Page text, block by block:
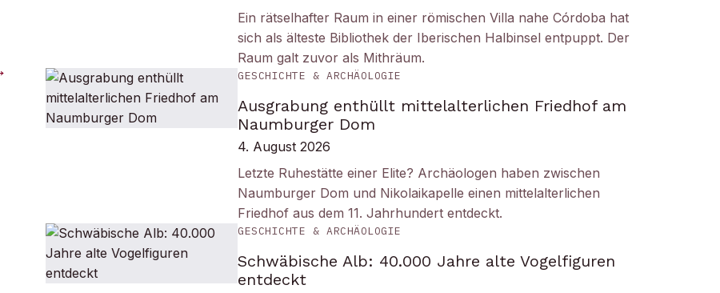
Ein rätselhafter Raum in einer römischen Villa nahe Córdoba hat
sich als älteste Bibliothek der Iberischen Halbinsel entpuppt. Der
Raum galt zuvor als Mithräum.
GESCHICHTE & ARCHÄOLOGIE
Ausgrabung enthüllt mittelalterlichen Friedhof am
Naumburger Dom
4. August 2026
Letzte Ruhestätte einer Elite? Archäologen haben zwischen
Naumburger Dom und Nikolaikapelle einen mittelalterlichen
Friedhof aus dem 11. Jahrhundert entdeckt.
GESCHICHTE & ARCHÄOLOGIE
Schwäbische Alb: 40.000 Jahre alte Vogelfiguren
entdeckt